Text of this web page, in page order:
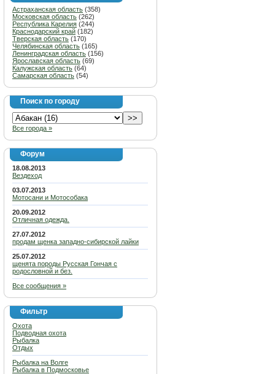
Астраханская область (358)
Московская область (262)
Республика Карелия (244)
Краснодарский край (182)
Тверская область (170)
Челябинская область (165)
Ленинградская область (156)
Ярославская область (69)
Калужская область (64)
Самарская область (54)
Поиск по городу
Все города »
Форум
18.08.2013
Вездеход
03.07.2013
Мотосани и Мотособака
20.09.2012
Отличная одежда.
27.07.2012
продам щенка западно-сибирской лайки
25.07.2012
щенята породы Русская Гончая с
родословной и без.
Все сообщения »
Фильтр
Охота
Подводная охота
Рыбалка
Отдых
Рыбалка на Волге
Рыбалка в Подмосковье